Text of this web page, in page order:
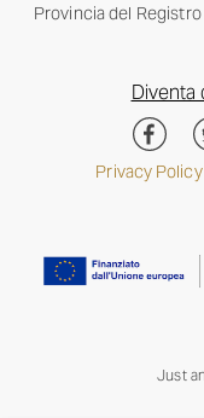
Provincia del
Diventa
Privacy Policy
Just